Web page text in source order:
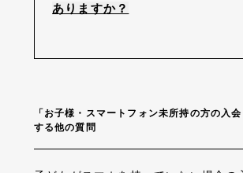
ありますか？
「お子様・スマートフォン未所持の方の入
する他の質問